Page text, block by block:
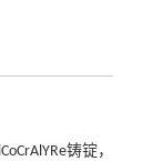
铸锭，